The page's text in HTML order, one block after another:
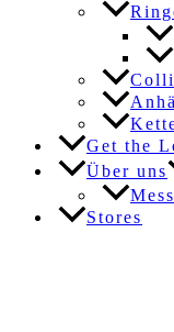
Get the
Über uns
Stores